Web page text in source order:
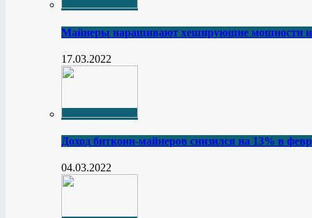
Майнеры наращивают хеширующие мощности и
17.03.2022
Доход биткоин-майнеров снизился на 13% в
04.03.2022